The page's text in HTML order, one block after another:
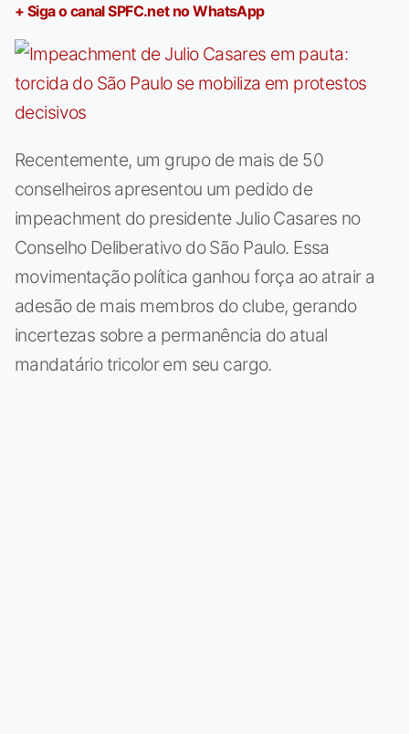
+ Siga o canal SPFC.net no WhatsApp
Recentemente, um grupo de mais de 50
conselheiros apresentou um pedido de
impeachment do presidente Julio Casares no
Conselho Deliberativo do São Paulo. Essa
movimentação política ganhou força ao atrair a
adesão de mais membros do clube, gerando
incertezas sobre a permanência do atual
mandatário tricolor em seu cargo.